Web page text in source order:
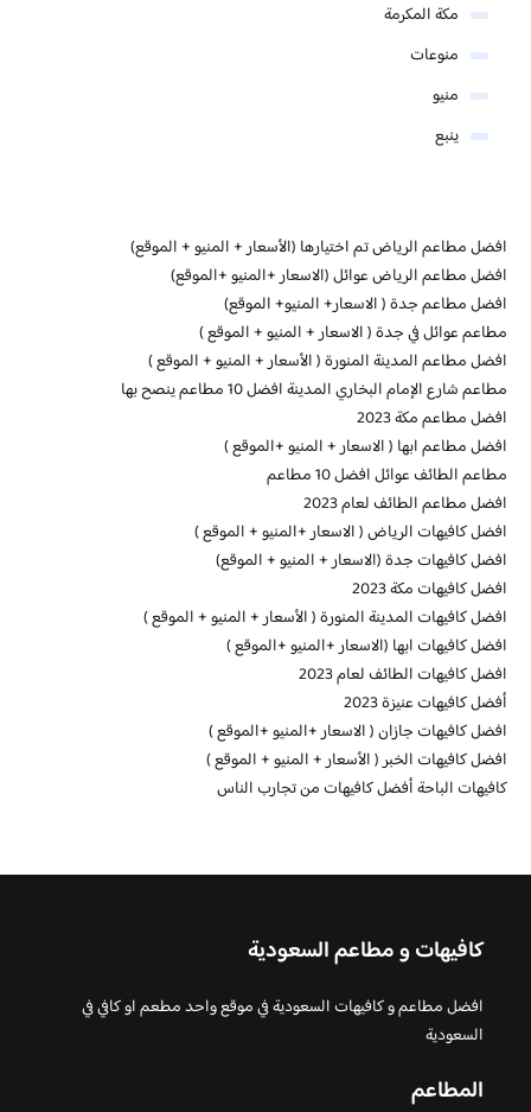
مكة المكرمة
منوعات
منيو
ينبع
افضل مطاعم الرياض تم اختيارها (الأسعار + المنيو + الموقع)
افضل مطاعم الرياض عوائل (الاسعار +المنيو +الموقع)
افضل مطاعم جدة ( الاسعار+ المنيو+ الموقع)
مطاعم عوائل في جدة ( الاسعار + المنيو + الموقع )
افضل مطاعم المدينة المنورة ( الأسعار + المنيو + الموقع )
مطاعم شارع الإمام البخاري المدينة افضل 10 مطاعم ينصح بها
افضل مطاعم مكة 2023
افضل مطاعم ابها ( الاسعار + المنيو +الموقع )
مطاعم الطائف عوائل افضل 10 مطاعم
افضل مطاعم الطائف لعام 2023
افضل كافيهات الرياض ( الاسعار +المنيو + الموقع )
افضل كافيهات جدة (الاسعار + المنيو + الموقع)
افضل كافيهات مكة 2023
افضل كافيهات المدينة المنورة ( الأسعار + المنيو + الموقع )
افضل كافيهات ابها (الاسعار +المنيو +الموقع )
افضل كافيهات الطائف لعام 2023
أفضل كافيهات عنيزة 2023
افضل كافيهات جازان ( الاسعار +المنيو +الموقع )
افضل كافيهات الخبر ( الأسعار + المنيو + الموقع )
كافيهات الباحة أفضل كافيهات من تجارب الناس
كافيهات و مطاعم السعودية
افضل مطاعم و كافيهات السعودية في موقع واحد مطعم او كافي في
السعودية
المطاعم